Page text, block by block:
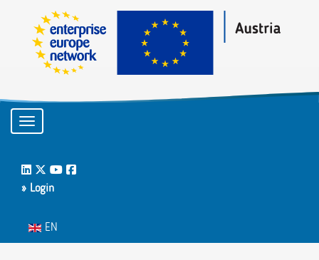
Toggle navigation
LinkedIn
Twitter
Youtube
Facebook
» Login
Select your language
EN